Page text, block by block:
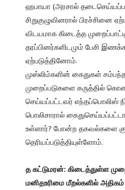
ஹபாயா (அரசால்
சிறுகுழுவினரால் பிரச்சினை
விடயமாக கிடைத்த
தரப்பினர்களிடமும் பேசி
ஏற்படுத்தினோம்.
முஸ்லிம்களின் கைதுகள்
முறைப்படுகளை கருத்தில்
செய்யப்பட்டவர் எந்தப்பொலிஸ்
பொலிசாரால்
உள்ளார்? போன்ற தகவல்களை
தெரியப்படுத்தியுள்ளோம்.
த கட்டுமரன்: கிடைத்துள்ள
மனிதஉரிமை மீறல்களில்